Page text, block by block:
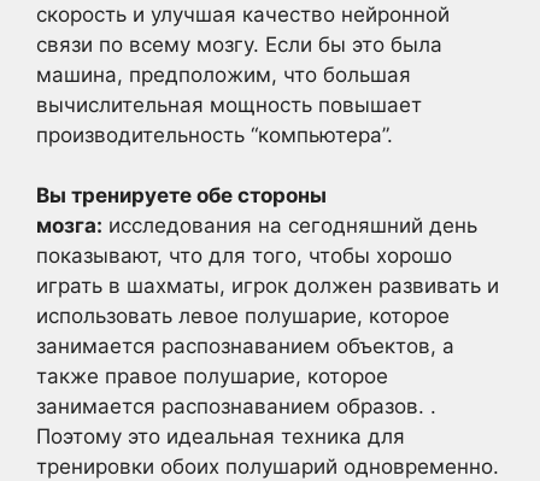
скорость и улучшая качество нейронной
связи по всему мозгу. Если бы это была
машина, предположим, что большая
вычислительная мощность повышает
производительность “компьютера”.
Вы тренируете обе стороны
мозга: исследования на сегодняшний день
показывают, что для того, чтобы хорошо
играть в шахматы, игрок должен развивать и
использовать левое полушарие, которое
занимается распознаванием объектов, а
также правое полушарие, которое
занимается распознаванием образов. .
Поэтому это идеальная техника для
тренировки обоих полушарий одновременно.